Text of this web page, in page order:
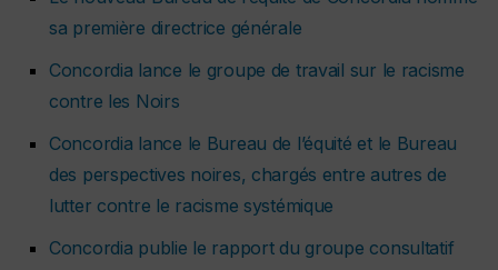
sa première directrice générale
Concordia lance le groupe de travail sur le racisme
contre les Noirs
Concordia lance le Bureau de l’équité et le Bureau
des perspectives noires, chargés entre autres de
lutter contre le racisme systémique
Concordia publie le rapport du groupe consultatif